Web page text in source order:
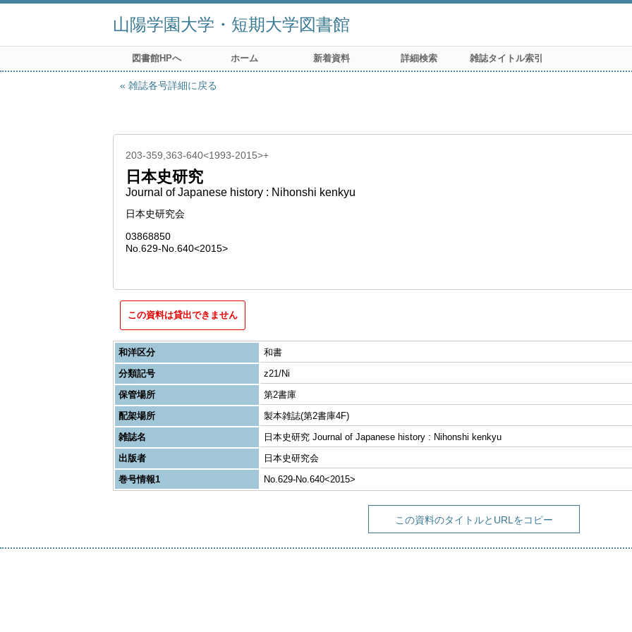
山陽学園大学・短期大学図書館
図書館HPへ ホーム 新着資料 詳細検索 雑誌タイトル索引
雑誌各号詳細に戻る
203-359,363-640<1993-2015>+
日本史研究
Journal of Japanese history : Nihonshi kenkyu
日本史研究会
03868850
No.629-No.640<2015>
この資料は貸出できません
和洋区分
和書
分類記号
z21/Ni
保管場所
第2書庫
配架場所
製本雑誌(第2書庫4F)
雑誌名
日本史研究 Journal of Japanese history : Nihonshi kenkyu
出版者
日本史研究会
巻号情報1
No.629-No.640<2015>
この資料のタイトルとURLをコピー